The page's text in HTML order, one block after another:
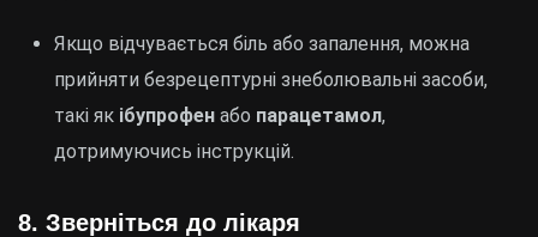
Якщо відчувається біль або запалення, можна
прийняти безрецептурні знеболювальні засоби,
такі як ібупрофен або парацетамол,
дотримуючись інструкцій.
8. Зверніться до лікаря